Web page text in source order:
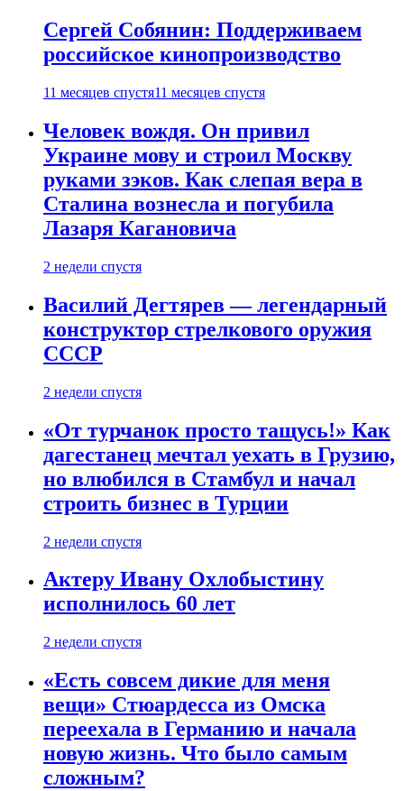
Сергей Собянин: Поддерживаем
российское кинопроизводство
11 месяцев спустя11 месяцев спустя
Человек вождя. Он привил
Украине мову и строил Москву
руками зэков. Как слепая вера в
Сталина вознесла и погубила
Лазаря Кагановича
2 недели спустя
Василий Дегтярев — легендарный
конструктор стрелкового оружия
СССР
2 недели спустя
«От турчанок просто тащусь!» Как
дагестанец мечтал уехать в Грузию,
но влюбился в Стамбул и начал
строить бизнес в Турции
2 недели спустя
Актеру Ивану Охлобыстину
исполнилось 60 лет
2 недели спустя
«Есть совсем дикие для меня
вещи» Стюардесса из Омска
переехала в Германию и начала
новую жизнь. Что было самым
сложным?